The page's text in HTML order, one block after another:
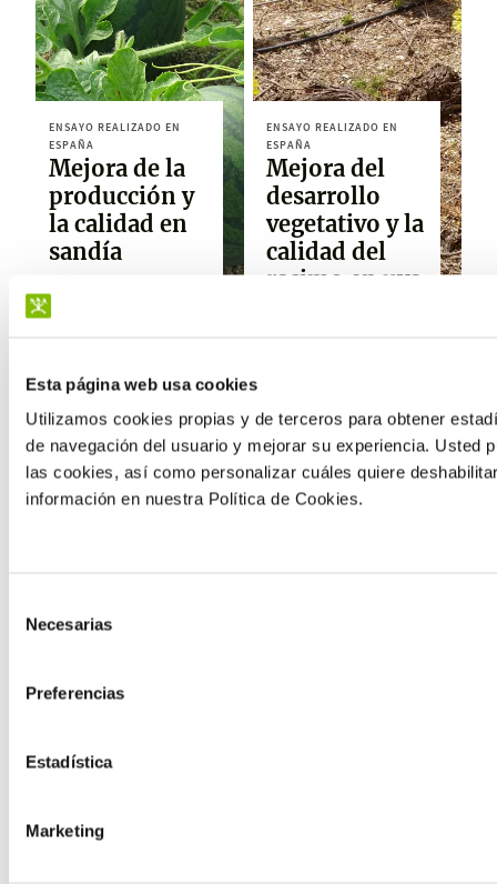
Esta página web usa cookies
Utilizamos cookies propias y de terceros para obtener
de navegación del usuario y mejorar su experiencia. Usted
las cookies, así como personalizar cuáles quiere
información en nuestra Política de Cookies.
Necesarias
Preferencias
Estadística
Marketing
ENSAYO REALIZADO EN
ESPAÑA
Mejora de la
producción y
la calidad en
sandía
ENSAYO REALIZADO EN
ESPAÑA
Mejora del
desarrollo
vegetativo y la
calidad del
racimo en uva
de la